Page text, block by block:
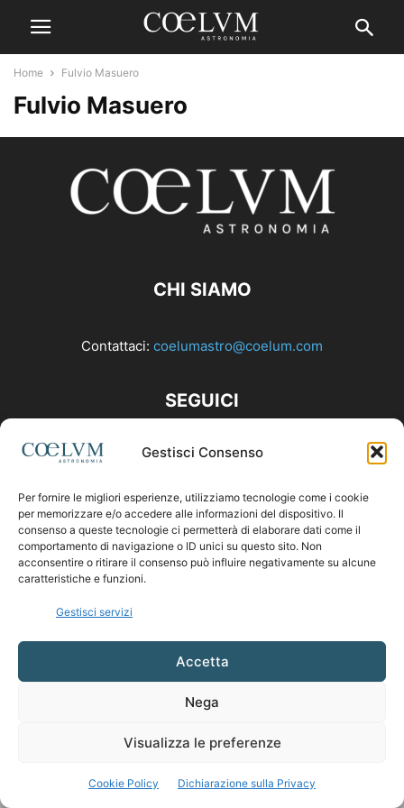
Gestisci Consenso
Per fornire le migliori esperienze, utilizziamo tecnologie come i cookie
per memorizzare e/o accedere alle informazioni del dispositivo. Il
consenso a queste tecnologie ci permetterà di elaborare dati come il
comportamento di navigazione o ID unici su questo sito. Non
acconsentire o ritirare il consenso può influire negativamente su alcune
caratteristiche e funzioni.
Gestisci servizi
Accetta
Nega
Visualizza le preferenze
Cookie Policy Dichiarazione sulla Privacy
Home Fulvio Masuero
Fulvio Masuero
CHI SIAMO
Contattaci: coelumastro@coelum.com
SEGUICI